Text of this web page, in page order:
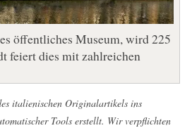
öffentliches Museum, wird 225
feiert dies mit zahlreichen
italienischen Originalartikels ins
Tools erstellt. Wir verpflichten